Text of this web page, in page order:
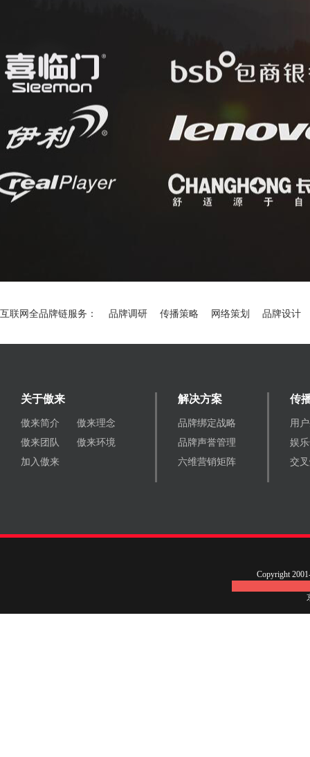
互联网全品牌链服务： 品牌调研 传播策略 网络策划 品牌设计
关于傲来
傲来简介
傲来理念
傲来团队
傲来环境
加入傲来
解决方案
品牌绑定战略
品牌声誉管理
六维营销矩阵
传
用
娱
交
Copyright